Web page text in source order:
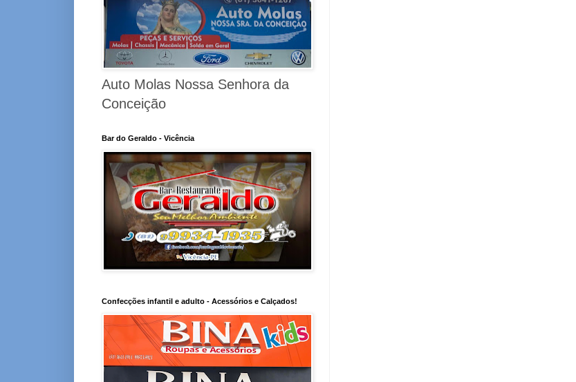
Auto Molas Nossa Senhora da
Conceição
Bar do Geraldo - Vicência
Confecções infantil e adulto - Acessórios e Calçados!